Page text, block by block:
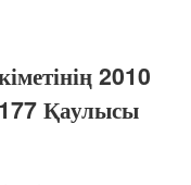
2010
Қаулысы